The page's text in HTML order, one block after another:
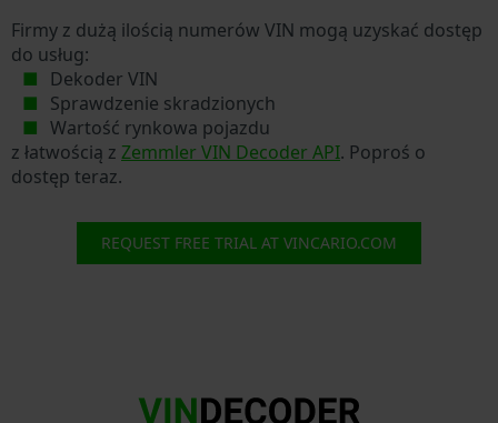
Firmy z dużą ilością numerów VIN mogą uzyskać dostęp
do usług:
Dekoder VIN
Sprawdzenie skradzionych
Wartość rynkowa pojazdu
z łatwością z Zemmler VIN Decoder API. Poproś o
dostęp teraz.
REQUEST FREE TRIAL AT VINCARIO.COM